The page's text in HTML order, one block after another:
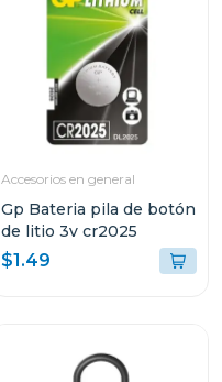
Accesorios en general
Gp Bateria pila de botón
de litio 3v cr2025
$1.49